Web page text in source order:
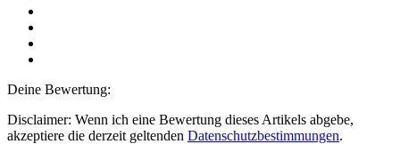
Deine Bewertung:
Disclaimer: Wenn ich eine Bewertung dieses Artikels abgebe,
akzeptiere die derzeit geltenden Datenschutzbestimmungen.